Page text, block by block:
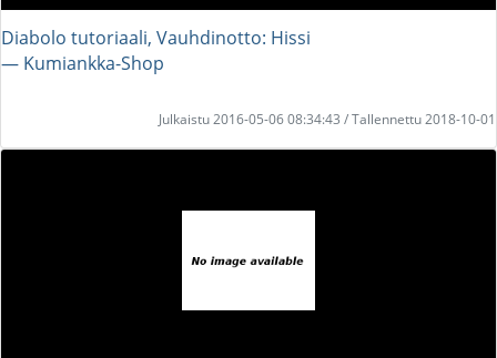
Diabolo tutoriaali, Vauhdinotto: Hissi
― Kumiankka-Shop
Julkaistu 2016-05-06 08:34:43 / Tallennettu 2018-10-01